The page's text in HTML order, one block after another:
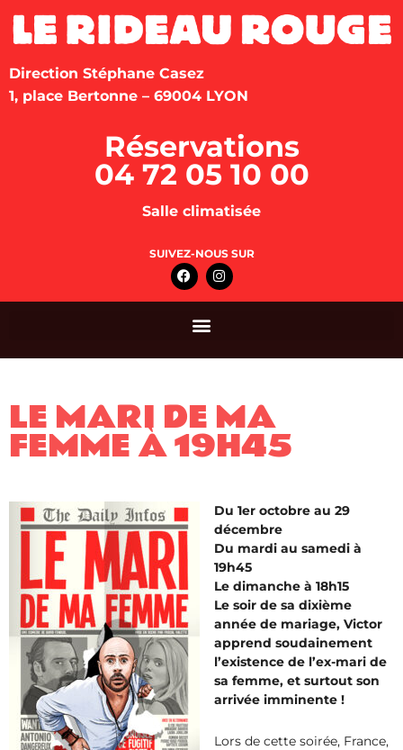
Direction Stéphane Casez
1, place Bertonne – 69004 LYON
Réservations
04 72 05 10 00
Salle climatisée
SUIVEZ-NOUS SUR
LE MARI DE MA
FEMME À 19H45
Du 1er octobre au 29
décembre
Du mardi au samedi à
19h45
Le dimanche à 18h15
Le soir de sa dixième
année de mariage, Victor
apprend soudainement
l’existence de l’ex-mari de
sa femme, et surtout son
arrivée imminente !
Lors de cette soirée, France,